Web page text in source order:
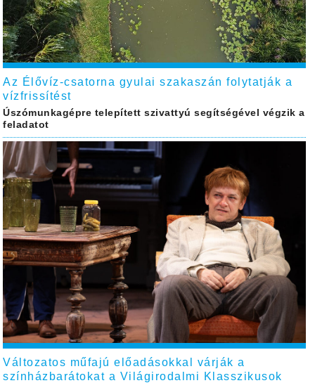
Az Élővíz-csatorna gyulai szakaszán folytatják a
vízfrissítést
Úszómunkagépre telepített szivattyú segítségével végzik a
feladatot
Változatos műfajú előadásokkal várják a
színházbarátokat a Világirodalmi Klasszikusok